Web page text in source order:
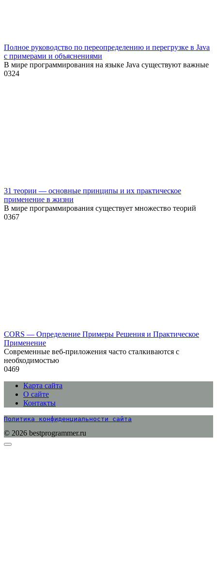
Полное руководство по переопределению и перегрузке в Java
с примерами и объяснениями
В мире программирования на языке Java существуют важные
0324
31 теории — основные принципы и их практическое
применение в жизни
В мире программирования существует множество теорий
0367
CORS — Определение Примеры Решения и Практическое
Применение
Современные веб-приложения часто сталкиваются с
необходимостью
0469
Карта сайта
О сайте
Контакты
Политика конфиденциальности сайта
© 2026 bestprogrammer.ru